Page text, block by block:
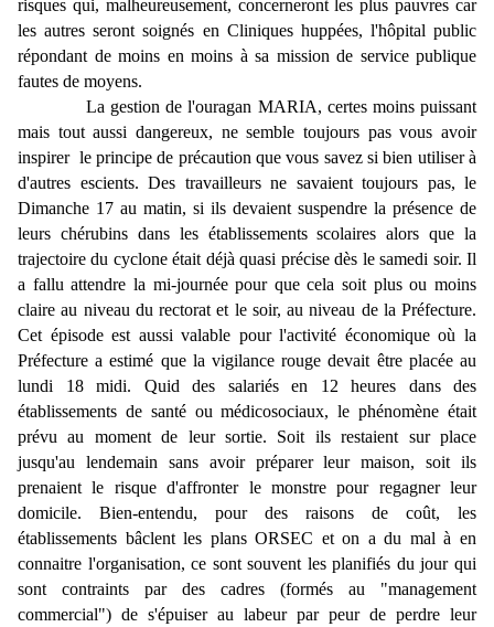
risques qui, malheureusement, concerneront les plus pauvres car
les autres seront soignés en Cliniques huppées, l'hôpital public
répondant de moins en moins à sa mission de service publique
fautes de moyens.
La gestion de l'ouragan MARIA, certes moins puissant
mais tout aussi dangereux, ne semble toujours pas vous avoir
inspirer le principe de précaution que vous savez si bien utiliser à
d'autres escients. Des travailleurs ne savaient toujours pas, le
Dimanche 17 au matin, si ils devaient suspendre la présence de
leurs chérubins dans les établissements scolaires alors que la
trajectoire du cyclone était déjà quasi précise dès le samedi soir. Il
a fallu attendre la mi-journée pour que cela soit plus ou moins
claire au niveau du rectorat et le soir, au niveau de la Préfecture.
Cet épisode est aussi valable pour l'activité économique où la
Préfecture a estimé que la vigilance rouge devait être placée au
lundi 18 midi. Quid des salariés en 12 heures dans des
établissements de santé ou médicosociaux, le phénomène était
prévu au moment de leur sortie. Soit ils restaient sur place
jusqu'au lendemain sans avoir préparer leur maison, soit ils
prenaient le risque d'affronter le monstre pour regagner leur
domicile. Bien-entendu, pour des raisons de coût, les
établissements bâclent les plans ORSEC et on a du mal à en
connaitre l'organisation, ce sont souvent les planifiés du jour qui
sont contraints par des cadres (formés au "management
commercial") de s'épuiser au labeur par peur de perdre leur